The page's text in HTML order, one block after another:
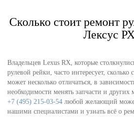
Сколько стоит ремонт
Лексус
Владельцев Lexus RX, которые
рулевой рейки, часто интересует, сколько
может несколько отличаться, в
необходимости менять запчасти и
+7 (495) 215-03-54 любой желающий
нашими специалистами и узнать всё о